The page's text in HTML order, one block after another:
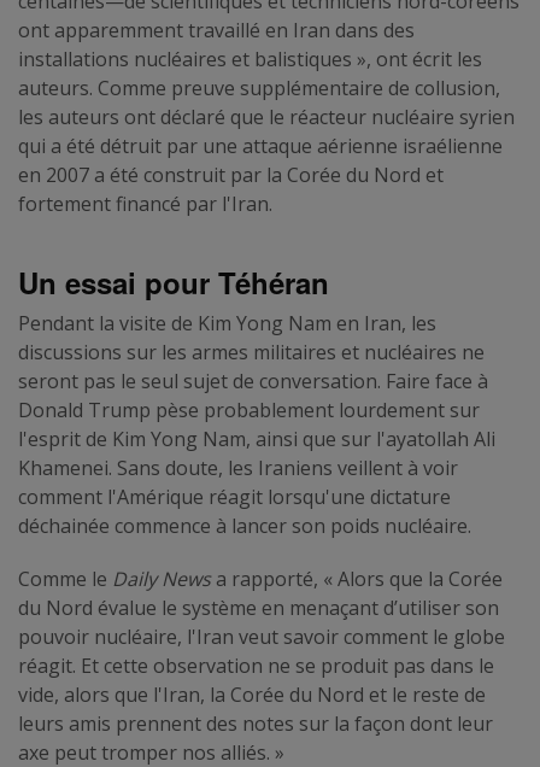
ont apparemment travaillé en Iran dans des
installations nucléaires et balistiques », ont écrit les
auteurs. Comme preuve supplémentaire de collusion,
les auteurs ont déclaré que le réacteur nucléaire syrien
qui a été détruit par une attaque aérienne israélienne
en 2007 a été construit par la Corée du Nord et
fortement financé par l'Iran.
Un essai pour Téhéran
Pendant la visite de Kim Yong Nam en Iran, les
discussions sur les armes militaires et nucléaires ne
seront pas le seul sujet de conversation. Faire face à
Donald Trump pèse probablement lourdement sur
l'esprit de Kim Yong Nam, ainsi que sur l'ayatollah Ali
Khamenei. Sans doute, les Iraniens veillent à voir
comment l'Amérique réagit lorsqu'une dictature
déchainée commence à lancer son poids nucléaire.
Comme le Daily Newsa rapporté, « Alors que la Corée
du Nord évalue le système en menaçant d’utiliser son
pouvoir nucléaire, l'Iran veut savoir comment le globe
réagit. Et cette observation ne se produit pas dans le
vide, alors que l'Iran, la Corée du Nord et le reste de
leurs amis prennent des notes sur la façon dont leur
axe peut tromper nos alliés. »